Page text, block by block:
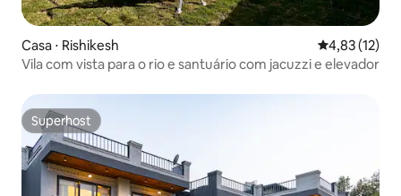
Casa ⋅ Rishikesh 4,83 de uma
4,83 (12)
Vila com vista para o rio e santuário com jacuzzi e elevador
Superhost
Superhost